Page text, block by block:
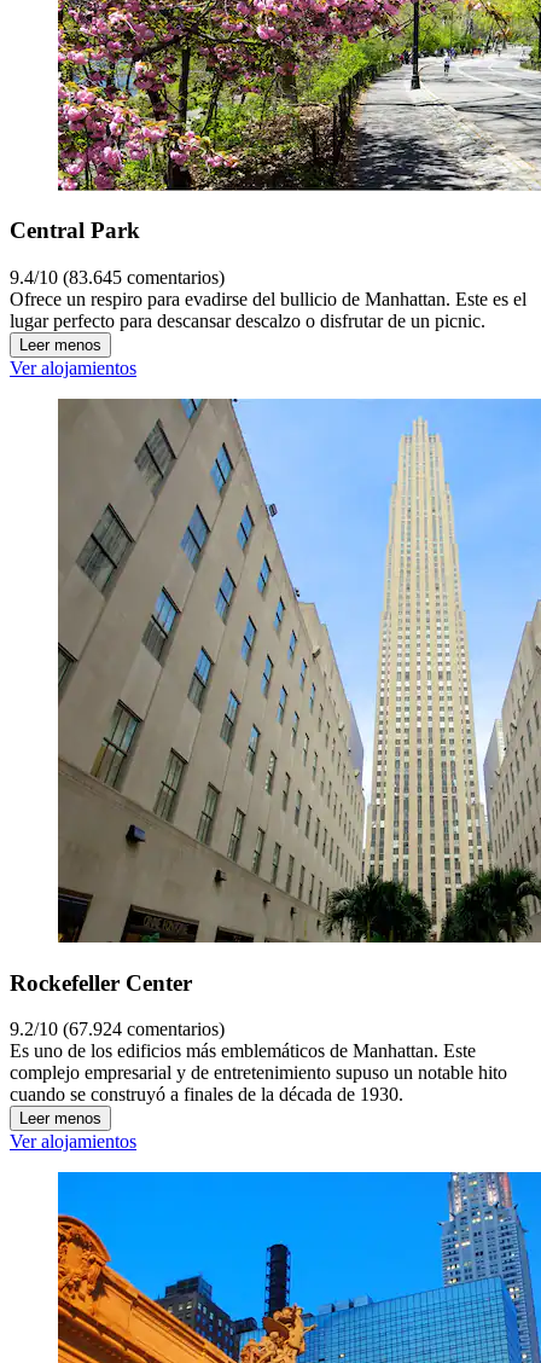
Central Park
9.4/10 (83.645 comentarios)
Ofrece un respiro para evadirse del bullicio de Manhattan. Este es el
lugar perfecto para descansar descalzo o disfrutar de un picnic.
Leer menos
Ver alojamientos
Rockefeller Center
9.2/10 (67.924 comentarios)
Es uno de los edificios más emblemáticos de Manhattan. Este
complejo empresarial y de entretenimiento supuso un notable hito
cuando se construyó a finales de la década de 1930.
Leer menos
Ver alojamientos